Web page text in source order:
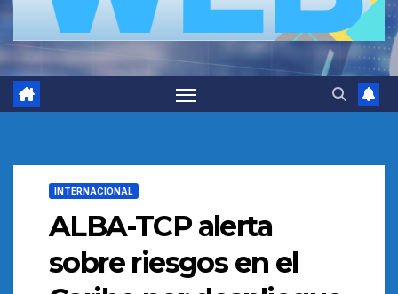
INTERNACIONAL
ALBA-TCP alerta
sobre riesgos en el